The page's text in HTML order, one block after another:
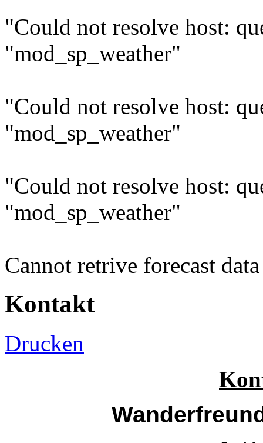
"Could not resolve host:
"mod_sp_weather"
"Could not resolve host:
"mod_sp_weather"
"Could not resolve host:
"mod_sp_weather"
Cannot retrive forecast
Kontakt
Drucken